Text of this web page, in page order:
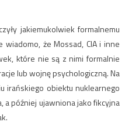
jakiemukolwiek formalnemu
że Mossad, CIA i inne
które nie są z nimi formalnie
lub wojnę psychologiczną.Na
irańskiego obiektu nuklearnego
a później ujawniona jako fikcyjna